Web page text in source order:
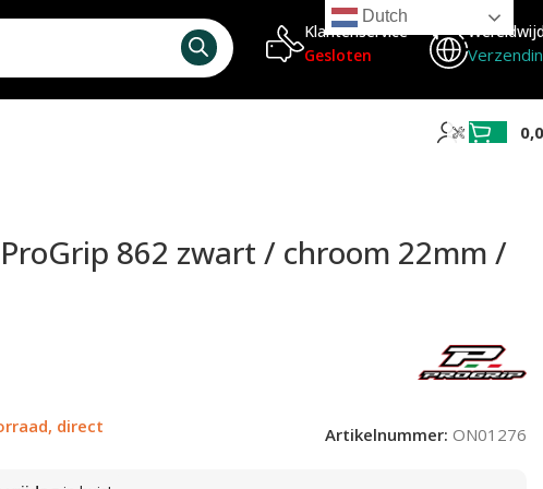
Klantenservice
Gesloten
862 zwart / chroom 22mm /
direct
Artikelnummer: ON01276
Dutch